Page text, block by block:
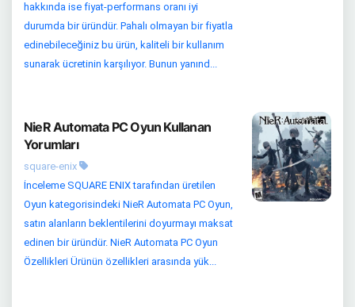
hakkında ise fiyat-performans oranı iyi
durumda bir üründür. Pahalı olmayan bir fiyatla
edinebileceğiniz bu ürün, kaliteli bir kullanım
sunarak ücretinin karşılıyor. Bunun yanınd...
NieR Automata PC Oyun Kullanan
Yorumları
square-enix
İnceleme SQUARE ENIX tarafından üretilen
Oyun kategorisindeki NieR Automata PC Oyun,
satın alanların beklentilerini doyurmayı maksat
edinen bir üründür. NieR Automata PC Oyun
Özellikleri Ürünün özellikleri arasında yük...